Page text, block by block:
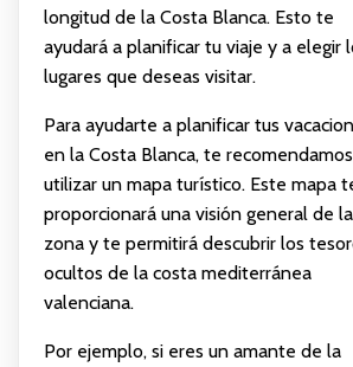
longitud de la Costa Blanca. Esto te
ayudará a planificar tu viaje y a elegir
lugares que deseas visitar.
Para ayudarte a planificar tus
en la Costa Blanca, te recomendamos
utilizar un mapa turístico. Este mapa
proporcionará una visión general de la
zona y te permitirá descubrir los
ocultos de la costa mediterránea
valenciana.
Por ejemplo, si eres un amante de la